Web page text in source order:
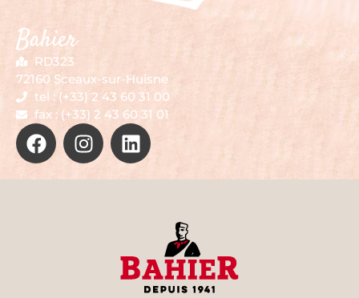
Bahier
RD323
72160 Sceaux-sur-Huisne
tel : (+33) 2 43 60 31 00
fax : (+33) 2 43 60 31 01